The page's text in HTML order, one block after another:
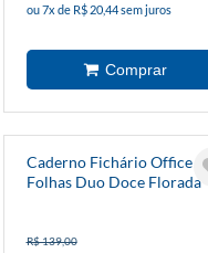
ou 7x de R$ 20,44 sem juros
Caderno Fichário Office
Folhas Duo Doce Florada
R$ 139,00